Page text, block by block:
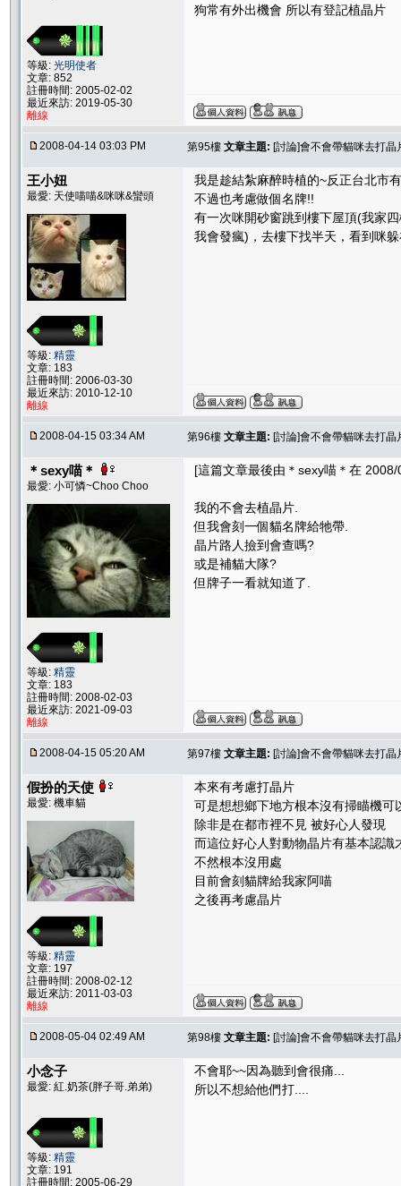
等級: 光明使者
文章: 852
註冊時間: 2005-02-02
最近來訪: 2019-05-30
離線
狗常有外出機會 所以有登記植晶片
2008-04-14 03:03 PM 第95樓 文章主題: [討論]會不會帶貓咪去打晶
王小妞
最愛: 天使喵喵&咪咪&蠻頭
等級: 精靈
文章: 183
註冊時間: 2006-03-30
最近來訪: 2010-12-10
離線
我是趁結紮麻醉時植的~反正台北市
不過也考慮做個名牌!!
有一次咪開砂窗跳到樓下屋頂(我家
我會發瘋)，去樓下找半天，看到咪
2008-04-15 03:34 AM 第96樓 文章主題: [討論]會不會帶貓咪去打晶
＊sexy喵＊
最愛: 小可憐~Choo Choo
等級: 精靈
文章: 183
註冊時間: 2008-02-03
最近來訪: 2021-09-03
離線
[這篇文章最後由＊sexy喵＊在
我的不會去植晶片.
但我會刻一個貓名牌給牠帶.
晶片路人撿到會查嗎?
或是補貓大隊?
但牌子一看就知道了.
2008-04-15 05:20 AM 第97樓 文章主題: [討論]會不會帶貓咪去打晶
假扮的天使
最愛: 機車貓
等級: 精靈
文章: 197
註冊時間: 2008-02-12
最近來訪: 2011-03-03
離線
本來有考慮打晶片
可是想想鄉下地方根本沒有掃瞄機可
除非是在都市裡不見 被好心人發現
而這位好心人對動物晶片有基本認識
不然根本沒用處
目前會刻貓牌給我家阿喵
之後再考慮晶片
2008-05-04 02:49 AM 第98樓 文章主題: [討論]會不會帶貓咪去打晶
小念子
最愛: 紅.奶茶(胖子哥.弟弟)
等級: 精靈
文章: 191
註冊時間: 2005-06-29
不會耶~~因為聽到會很痛...
所以不想給他們打....